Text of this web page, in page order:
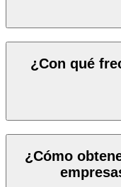
¿Con qué
¿Cómo